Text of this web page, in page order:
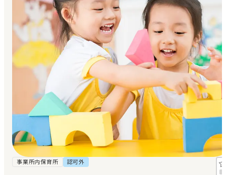
地域から探す
マイページ
閲覧履歴
お気に入り
見学日記
メッセージ
事業所内保育所 認可外